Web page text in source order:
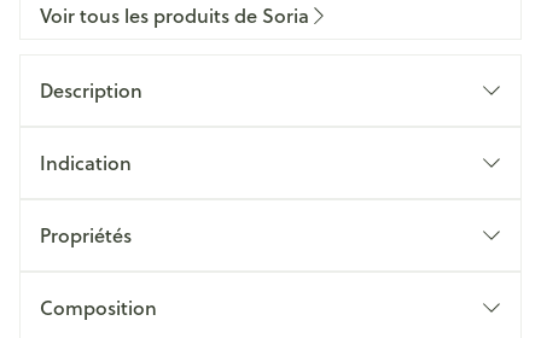
Voir tous les produits de Soria
Description
Indication
Propriétés
Composition